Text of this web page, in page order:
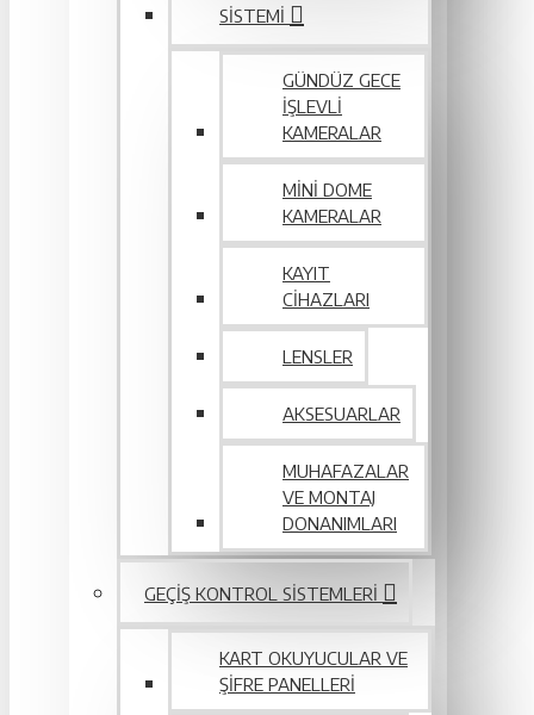
SISTEMI
GÜNDÜZ GECE
İŞLEVLI
KAMERALAR
MINI DOME
KAMERALAR
KAYIT
CIHAZLARI
LENSLER
AKSESUARLAR
MUHAFAZALAR
VE MONTAJ
DONANIMLARI
GEÇIŞ KONTROL SISTEMLERI
KART OKUYUCULAR VE
ŞIFRE PANELLERI